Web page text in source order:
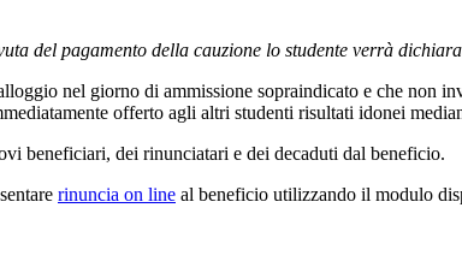
del pagamento della cauzione lo studente verrà
nel giorno di ammissione sopraindicato e che non
offerto agli altri studenti risultati idonei
beneficiari, dei rinunciatari e dei decaduti dal beneficio.
rinuncia on line al beneficio utilizzando il modulo